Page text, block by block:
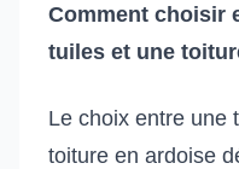
Comment choisir
tuiles et une
Le choix entre une
toiture en ardoise